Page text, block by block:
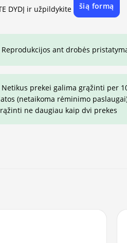
DYDĮ ir užpildykite šią formą
Reprodukcijos ant drobės
Netikus prekei galima grąžinti per
(netaikoma rėminimo
ne daugiau kaip dvi prekes